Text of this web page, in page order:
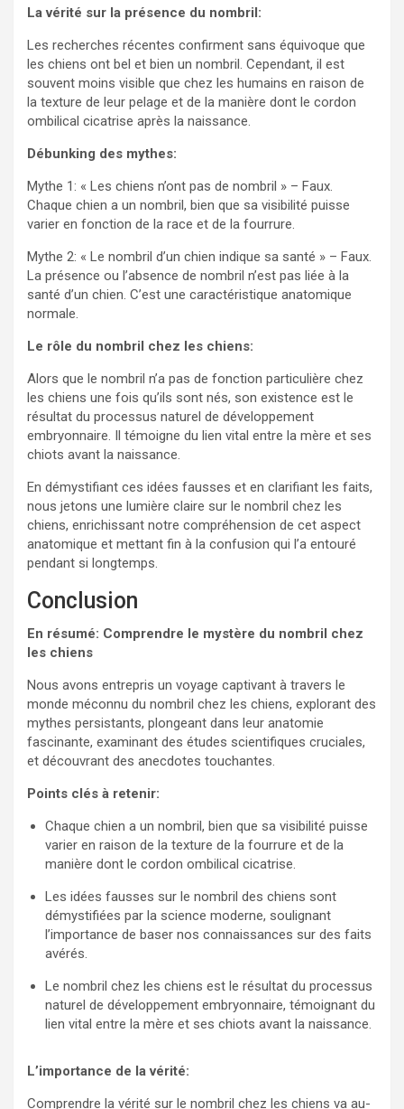
La vérité sur la présence du nombril:
Les recherches récentes confirment sans équivoque que
les chiens ont bel et bien un nombril. Cependant, il est
souvent moins visible que chez les humains en raison de
la texture de leur pelage et de la manière dont le cordon
ombilical cicatrise après la naissance.
Débunking des mythes:
Mythe 1: « Les chiens n’ont pas de nombril » – Faux.
Chaque chien a un nombril, bien que sa visibilité puisse
varier en fonction de la race et de la fourrure.
Mythe 2: « Le nombril d’un chien indique sa santé » – Faux.
La présence ou l’absence de nombril n’est pas liée à la
santé d’un chien. C’est une caractéristique anatomique
normale.
Le rôle du nombril chez les chiens:
Alors que le nombril n’a pas de fonction particulière chez
les chiens une fois qu’ils sont nés, son existence est le
résultat du processus naturel de développement
embryonnaire. Il témoigne du lien vital entre la mère et ses
chiots avant la naissance.
En démystifiant ces idées fausses et en clarifiant les faits,
nous jetons une lumière claire sur le nombril chez les
chiens, enrichissant notre compréhension de cet aspect
anatomique et mettant fin à la confusion qui l’a entouré
pendant si longtemps.
Conclusion
En résumé: Comprendre le mystère du nombril chez
les chiens
Nous avons entrepris un voyage captivant à travers le
monde méconnu du nombril chez les chiens, explorant des
mythes persistants, plongeant dans leur anatomie
fascinante, examinant des études scientifiques cruciales,
et découvrant des anecdotes touchantes.
Points clés à retenir:
Chaque chien a un nombril, bien que sa visibilité puisse
varier en raison de la texture de la fourrure et de la
manière dont le cordon ombilical cicatrise.
Les idées fausses sur le nombril des chiens sont
démystifiées par la science moderne, soulignant
l’importance de baser nos connaissances sur des faits
avérés.
Le nombril chez les chiens est le résultat du processus
naturel de développement embryonnaire, témoignant du
lien vital entre la mère et ses chiots avant la naissance.
L’importance de la vérité:
Comprendre la vérité sur le nombril chez les chiens va au-